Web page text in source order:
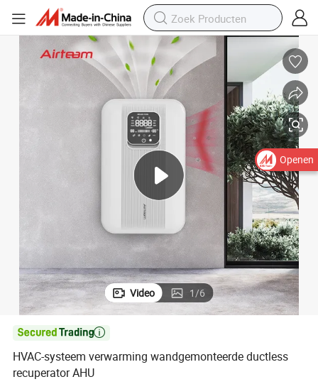
Video 1/6

HVAC-systeem verwarming wandgemonteerde ductless
recuperator AHU
Openen